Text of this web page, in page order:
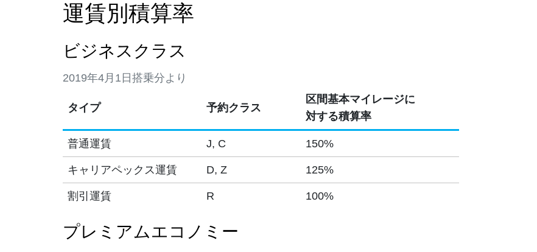
運賃別積算率
ビジネスクラス
2019年4月1日搭乗分より
タイプ 予約クラス
区間基本マイレージに
対する積算率
普通運賃 J, C 150%
キャリアペックス運賃 D, Z 125%
割引運賃 R 100%
プレミアムエコノミー